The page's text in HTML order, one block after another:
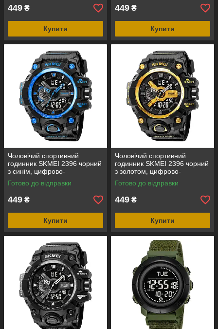
449 ₴
Купити
449 ₴
Купити
Чоловічий спортивний
годинник SKMEI 2396 чорний
з синім, цифрово-
аналоговий, водозахист 5
ATM
Готово до відправки
449 ₴
Купити
Чоловічий спортивний
годинник SKMEI 2396 чорний
з золотом, цифрово-
аналоговий, водозахист 5
ATM
Готово до відправки
449 ₴
Купити